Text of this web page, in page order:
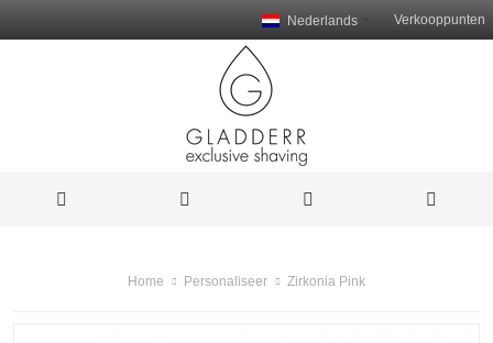
Verkooppunten
Nederlands
Home Personaliseer Zirkonia Pink